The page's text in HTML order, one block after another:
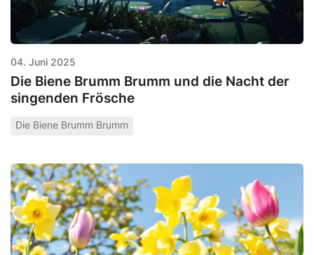
04. Juni 2025
Die Biene Brumm Brumm und die Nacht der
singenden Frösche
Die Biene Brumm Brumm